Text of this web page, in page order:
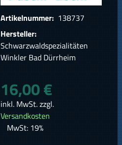
Artikelnummer: 138737
Hersteller:
Schwarzwaldspezialitäten
Winkler Bad Dürrheim
16,00 €
inkl. MwSt. zzgl.
Versandkosten
MwSt: 19%